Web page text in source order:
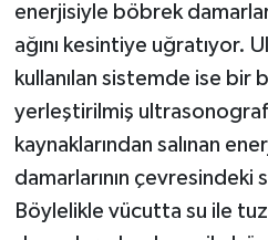
enerjisiyle böbrek
ağını kesintiye uğratıyor.
kullanılan sistemde ise bir
yerleştirilmiş
kaynaklarından salınan
damarlarının çevresindeki
Böylelikle vücutta su ile